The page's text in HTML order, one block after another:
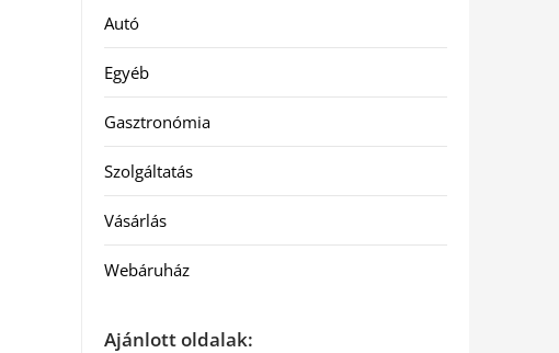
Autó
Egyéb
Gasztronómia
Szolgáltatás
Vásárlás
Webáruház
Ajánlott oldalak: